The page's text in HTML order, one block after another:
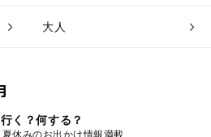
大人
く？何する？
休みのお出かけ情報満載